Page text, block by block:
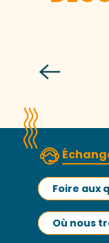
Foire aux
Où nous